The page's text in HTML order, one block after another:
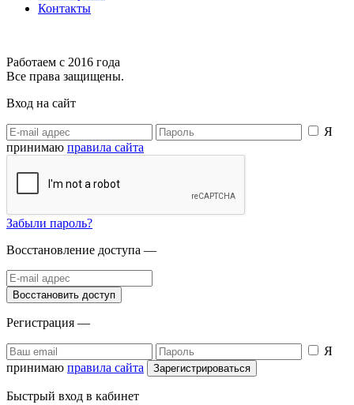
Контакты
Работаем с 2016 года
Все права защищены.
Вход на сайт
Я
принимаю правила сайта
Забыли пароль?
Восстановление доступа —
Регистрация —
Я
принимаю правила сайта
Быстрый вход в кабинет